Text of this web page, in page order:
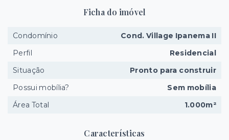
Características
Ficha do imóvel
Condomínio
Cond. Village Ipanema II
Perfil
Residencial
Situação
Pronto para construir
Possui mobília?
Sem mobília
Área Total
1.000m²